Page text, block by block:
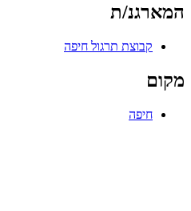
המארגנ/ת
קבוצת תרגול חיפה
מקום
חיפה